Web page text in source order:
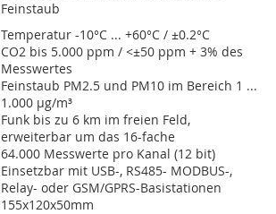
Feinstaub
Temperatur -10°C ... +60°C / ±0.2°C
CO2 bis 5.000 ppm / <±50 ppm + 3% des
Messwertes
Feinstaub PM2.5 und PM10 im Bereich 1 ...
1.000 µg/m³
Funk bis zu 6 km im freien Feld,
erweiterbar um das 16-fache
64.000 Messwerte pro Kanal (12 bit)
Einsetzbar mit USB-, RS485- MODBUS-,
Relay- oder GSM/GPRS-Basistationen
155x120x50mm